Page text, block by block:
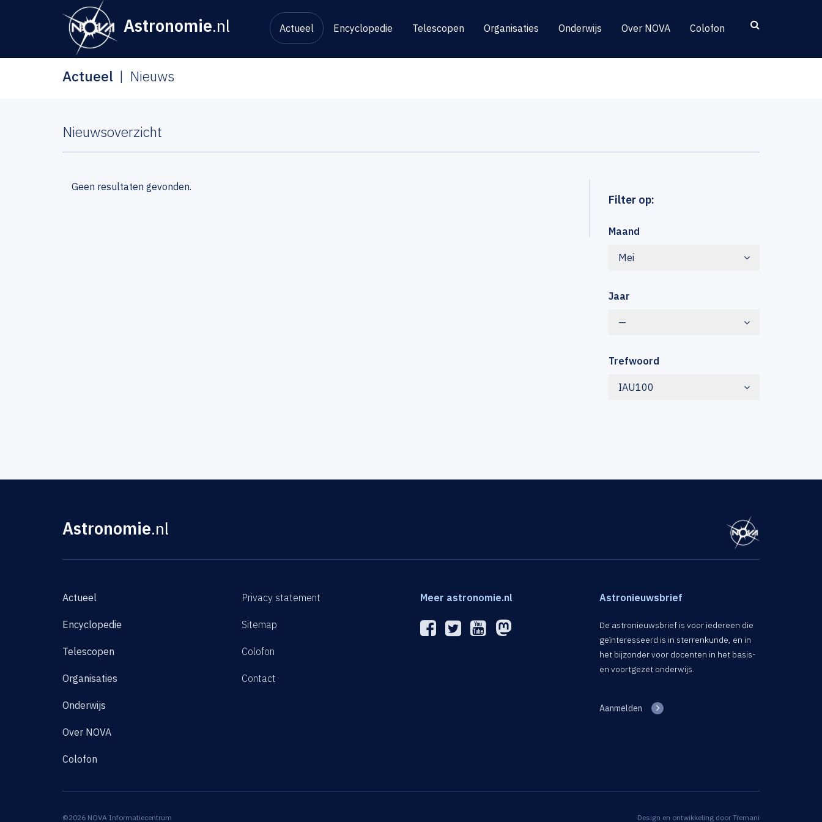
Astronomie.nl Actueel Encyclopedie Telescopen Organisaties Onderwijs Over NOVA Colofon
Actueel Nieuws
Nieuwsoverzicht
Filter op:
Maand
Mei
Jaar
—
Trefwoord
IAU100
Geen resultaten gevonden.
Astronomie.nl
Actueel
Encyclopedie
Telescopen
Organisaties
Onderwijs
Over NOVA
Colofon
Privacy statement
Sitemap
Colofon
Contact
Meer astronomie.nl Astronieuwsbrief
De astronieuwsbrief is voor iedereen die
geïnteresseerd is in sterrenkunde, en in
het bijzonder voor docenten in het basis-
en voortgezet onderwijs.
Aanmelden
©2026 NOVA Informatiecentrum Design en ontwikkeling door Tremani